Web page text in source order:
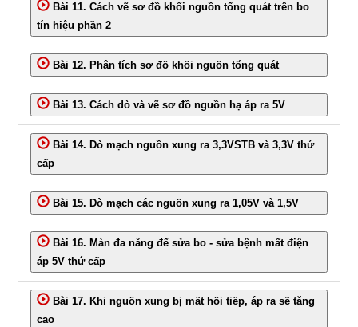
Bài 11. Cách vẽ sơ đồ khối nguồn tổng quát trên bo
tín hiệu phần 2
Bài 12. Phân tích sơ đồ khối nguồn tổng quát
Bài 13. Cách dò và vẽ sơ đồ nguồn hạ áp ra 5V
Bài 14. Dò mạch nguồn xung ra 3,3VSTB và 3,3V thứ
cấp
Bài 15. Dò mạch các nguồn xung ra 1,05V và 1,5V
Bài 16. Màn đa năng để sửa bo - sửa bệnh mất điện
áp 5V thứ cấp
Bài 17. Khi nguồn xung bị mất hồi tiếp, áp ra sẽ tăng
cao